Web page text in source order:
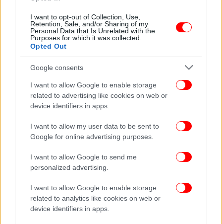
I want to opt-out of Collection, Use,
Retention, Sale, and/or Sharing of my
Personal Data that Is Unrelated with the
Purposes for which it was collected.
Opted Out
Google consents
I want to allow Google to enable storage
related to advertising like cookies on web or
device identifiers in apps.
I want to allow my user data to be sent to
Google for online advertising purposes.
I want to allow Google to send me
personalized advertising.
I want to allow Google to enable storage
related to analytics like cookies on web or
device identifiers in apps.
ΠΕΡΙΣΣΟΤΕΡΑ ΒΙΝΤΕΟ
πρώτοι όλες τις ειδήσεις
Δείτε όλες τις τελευταίεςΕιδήσειςαπό την Ελλάδα και τον Κόσμο,
ΔΙΑΒΑΣΤΕ ΠΕΡΙΣΣΟΤΕΡΑ ΘΕΣΣΑΛΟΝΊΚΗ ΕΥΠ ΠΡΆΚΤΟΡΕΣ